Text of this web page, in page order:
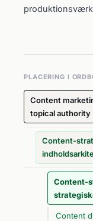
PLACERING I
Content
topical authority
Content-
Content-
Content